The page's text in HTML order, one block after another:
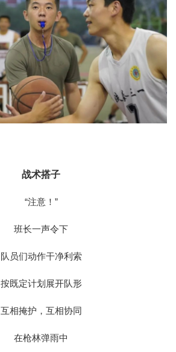
战术搭子
“注意！”
班长一声令下
队员们动作干净利索
按既定计划展开队形
互相掩护，互相协同
在枪林弹雨中